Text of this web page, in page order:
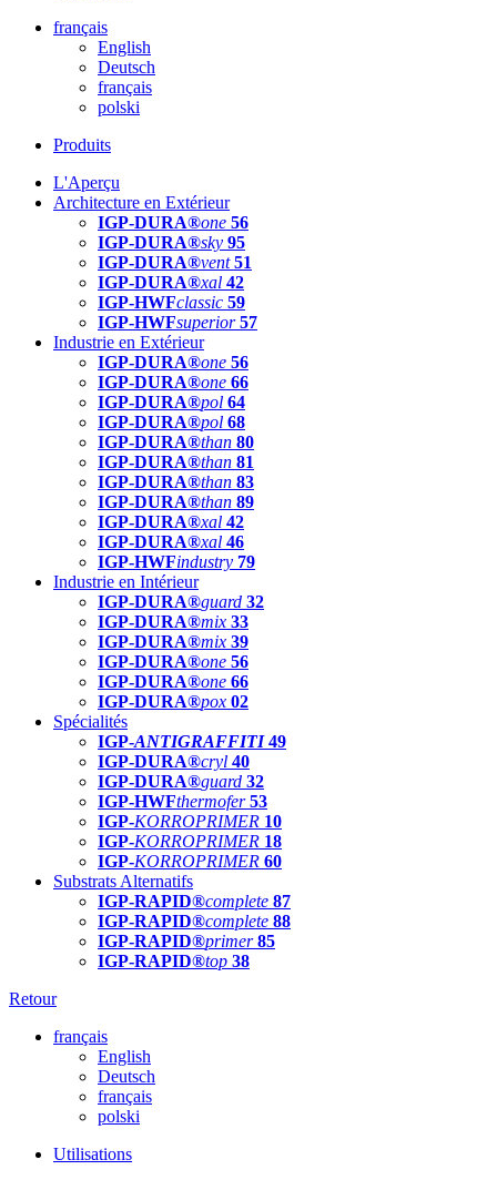
français
English
Deutsch
français
polski
Produits
L'Aperçu
Architecture en Extérieur
IGP-DURA®one 56
IGP-DURA®sky 95
IGP-DURA®vent 51
IGP-DURA®xal 42
IGP-HWFclassic 59
IGP-HWFsuperior 57
Industrie en Extérieur
IGP-DURA®one 56
IGP-DURA®one 66
IGP-DURA®pol 64
IGP-DURA®pol 68
IGP-DURA®than 80
IGP-DURA®than 81
IGP-DURA®than 83
IGP-DURA®than 89
IGP-DURA®xal 42
IGP-DURA®xal 46
IGP-HWFindustry 79
Industrie en Intérieur
IGP-DURA®guard 32
IGP-DURA®mix 33
IGP-DURA®mix 39
IGP-DURA®one 56
IGP-DURA®one 66
IGP-DURA®pox 02
Spécialités
IGP-ANTIGRAFFITI49
IGP-DURA®cryl 40
IGP-DURA®guard 32
IGP-HWFthermofer 53
IGP-KORROPRIMER 10
IGP-KORROPRIMER 18
IGP-KORROPRIMER 60
Substrats Alternatifs
IGP-RAPID®complete 87
IGP-RAPID®complete 88
IGP-RAPID®primer 85
IGP-RAPID®top 38
Retour
français
English
Deutsch
français
polski
Utilisations